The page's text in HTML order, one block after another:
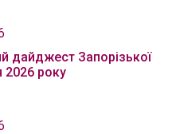
дайджест Запорізької
2026 року